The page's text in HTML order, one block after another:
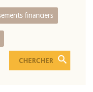
financiers